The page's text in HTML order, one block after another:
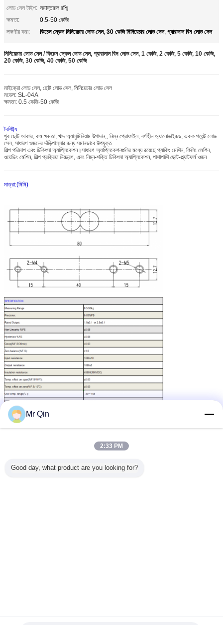
লোড সেল টাইপ: সমান্তরাল রশ্মি
ক্ষমতা:
0.5-50 কেজি
লক্ষণীয় করা:
কিচেন স্কেল মিনিয়েচার লোড সেল, 30 কেজি মিনিয়েচার লোড সেল, প্যারালাল বিম লোড সেল
মিনিয়েচার লোড সেল / কিচেন স্কেল লোড সেল, প্যারালাল বিম লোড সেল, 1 কেজি, 2 কেজি, 5 কেজি, 10 কেজি,
20 কেজি, 30 কেজি, 40 কেজি, 50 কেজি
মাইক্রো লোড সেল, ছোট লোড সেল, মিনিয়েচার লোড সেল
মডেল: SL-04A
ক্ষমতা: 0.5 কেজি-50 কেজি
বৈশিষ্ট্য:
খুব ছোট আকার, কম ক্ষমতা, খাদ অ্যালুমিনিয়াম উপাদান,, নিম্ন প্রোফাইল, বর্ণহীন অ্যানোডাইজড, একক পয়েন্ট লোড
সেল, সাধারণ ওজনের দাঁড়িপাল্লার জন্য সমানভাবে উপযুক্ত
শিল্প পরিমাপ এবং চিকিৎসা অ্যাপ্লিকেশন।সাধারণ অ্যাপ্লিকেশনগুলির মধ্যে রয়েছে প্যাকিং মেশিন, ফিলিং মেশিন,
ওয়েভিং মেশিন, শিল্প প্রক্রিয়া নিয়ন্ত্রণ, এবং নিম্ন-শক্তি চিকিৎসা অ্যাপ্লিকেশন, পাশাপাশি ছোট-প্ল্যাটফর্ম ওজন
মাত্রা:(মিমি)
Mr Qin
2:33 PM
Good day, what product are you looking for?